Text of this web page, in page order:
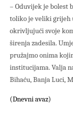
– Oduvijek je bolest
toliko je veliki grijeh
okrivljujući svoje
širenja zadesila.
pružajmo onima
institucijama. Valja
Bihaću, Banja Luci,
(Dnevni avaz)